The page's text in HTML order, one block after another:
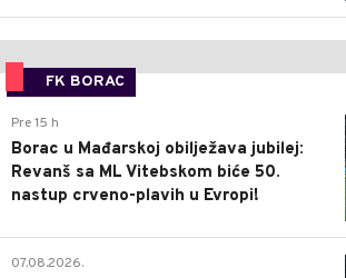
FK BORAC
Pre 15 h
Borac u Mađarskoj obilježava jubilej:
Revanš sa ML Vitebskom biće 50.
nastup crveno-plavih u Evropi!
07.08.2026.